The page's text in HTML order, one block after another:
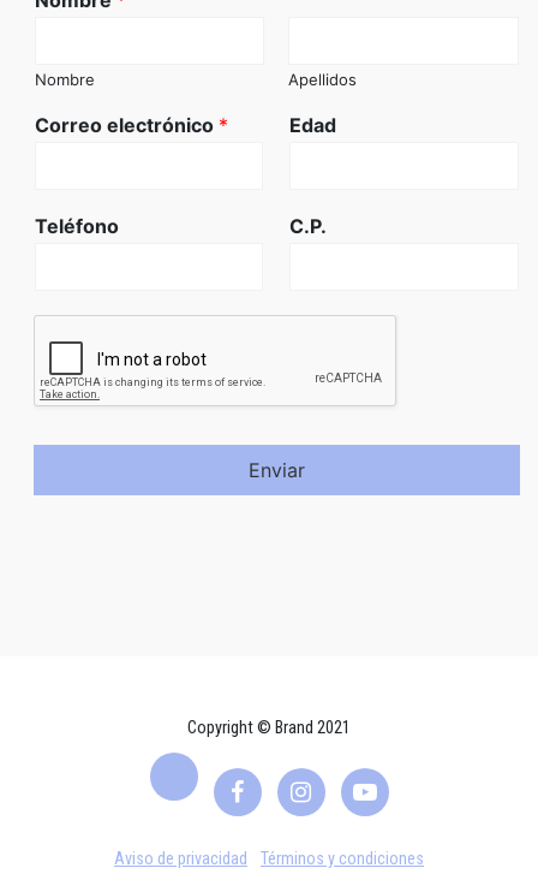
Nombre Apellidos
Correo electrónico * Edad
Teléfono C.P.
Enviar
Copyright © Brand 2021
Aviso de privacidad Términos y condiciones